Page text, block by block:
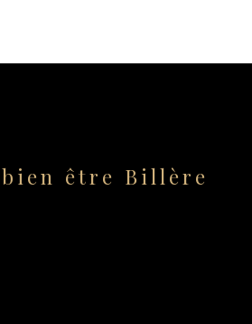
bien être Billère
cookies